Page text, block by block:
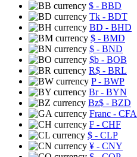
$ - BBD
Tk - BDT
BD - BHD
$ - BMD
$ - BND
$b - BOB
R$ - BRL
P- BWP
Br- BYN
Bz$ - BZD
Franc - CFA
₣ - CHF
$ - CLP
¥ - CNY